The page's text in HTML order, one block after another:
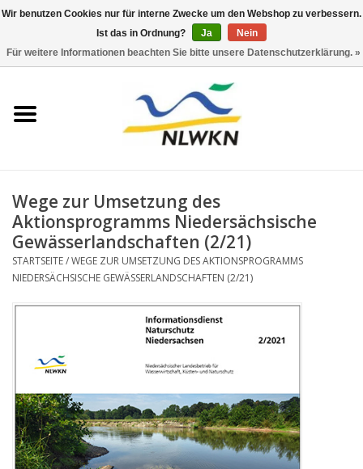
Neuerscheinungen
Wasserwirtschaft
Jahresberichte
Informationsbroschüre NLWKN
Wege zur Umsetzung des
Aktionsprogramms Niedersächsische
Gewässerlandschaften (2/21)
STARTSEITE/WEGE ZUR UMSETZUNG DES AKTIONSPROGRAMMS
NIEDERSÄCHSISCHE GEWÄSSERLANDSCHAFTEN (2/21)
Wir benutzen Cookies nur für interne Zwecke um den Webshop zu verbessern.
Ist das in Ordnung?
Ja
Nein
Für weitere Informationen beachten Sie bitte unsere Datenschutzerklärung. »